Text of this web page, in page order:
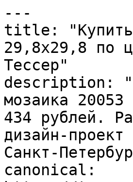
---
title: "Купить
29,8х29,8 по
Тессер"
description:
мозаика
434 рублей.
дизайн-
Санкт-
canonical: